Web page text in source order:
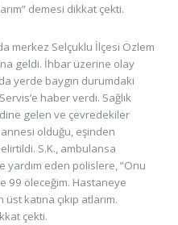
demesi dikkat çekti.
merkez Selçuklu İlçesi Özlem
geldi. İhbar üzerine olay
yerde baygın durumdaki
haber verdi. Sağlık
gelen ve çevredekiler
annesi olduğu, eşinden
S.K., ambulansa
yardım eden polislere, ”Onu
99 öleceğim. Hastaneye
katına çıkıp atlarım.
çekti.